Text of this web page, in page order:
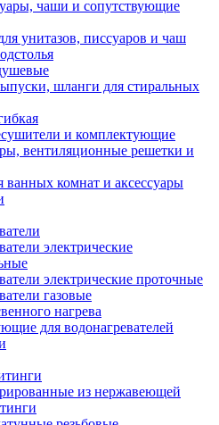
чаши и сопутствующие
унитазов, писсуаров и чаш
шланги для стиральных
и комплектующие
вентиляционные решетки и
ванных комнат и аксессуары
электрические
электрические проточные
газовые
нагрева
для водонагревателей
из нержавеющей